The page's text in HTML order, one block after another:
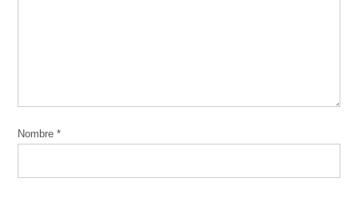
Nombre*